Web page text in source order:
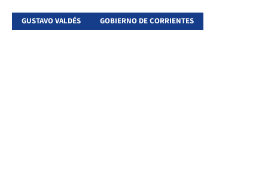
GUSTAVO VALDÉS GOBIERNO DE CORRIENTES